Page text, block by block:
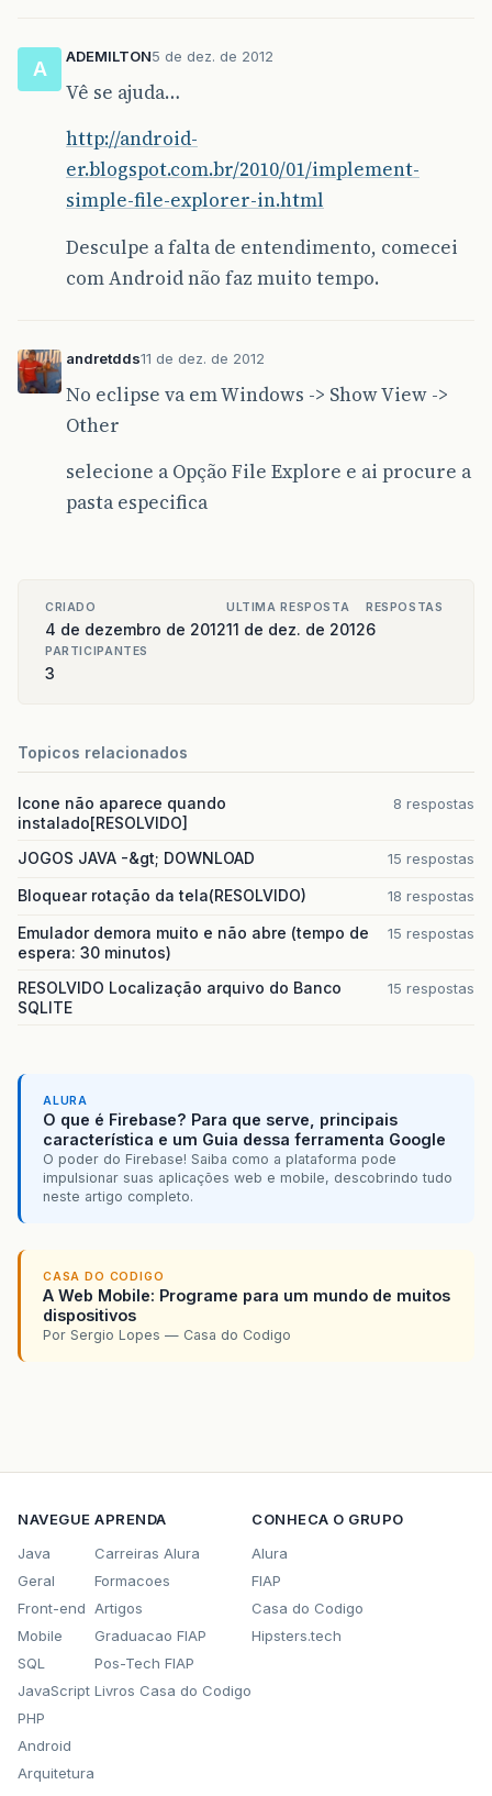
A
ADEMILTON5 de dez. de 2012
Vê se ajuda…
http://android-
er.blogspot.com.br/2010/01/implement-
simple-file-explorer-in.html
Desculpe a falta de entendimento, comecei
com Android não faz muito tempo.
andretdds11 de dez. de 2012
No eclipse va em Windows -> Show View ->
Other
selecione a Opção File Explore e ai procure a
pasta especifica
CRIADO
4 de dezembro de 2012
ULTIMA RESPOSTA
11 de dez. de 2012
RESPOSTAS
6
PARTICIPANTES
3
Topicos relacionados
Icone não aparece quando
instalado[RESOLVIDO]
8 respostas
JOGOS JAVA -&gt; DOWNLOAD 15 respostas
Bloquear rotação da tela(RESOLVIDO) 18 respostas
Emulador demora muito e não abre (tempo de
espera: 30 minutos)
15 respostas
RESOLVIDO Localização arquivo do Banco
SQLITE
15 respostas
ALURA
O que é Firebase? Para que serve, principais
característica e um Guia dessa ferramenta Google
O poder do Firebase! Saiba como a plataforma pode
impulsionar suas aplicações web e mobile, descobrindo tudo
neste artigo completo.
CASA DO CODIGO
A Web Mobile: Programe para um mundo de muitos
dispositivos
Por Sergio Lopes — Casa do Codigo
NAVEGUE
Java
Geral
Front-end
Mobile
SQL
JavaScript
PHP
Android
Arquitetura
APRENDA
Carreiras Alura
Formacoes
Artigos
Graduacao FIAP
Pos-Tech FIAP
Livros Casa do Codigo
CONHECA O GRUPO
Alura
FIAP
Casa do Codigo
Hipsters.tech